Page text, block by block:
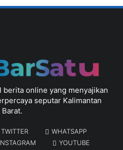
berita online yang menyajikan
seputar Kalimantan
Barat.
TWITTER
WHATSAPP
YOUTUBE